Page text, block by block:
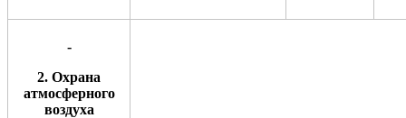
-
2. Охрана
атмосферного
воздуха